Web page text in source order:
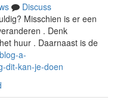
Discuss
Misschien is er een
. Denk
huur . Daarnaast is de
a-
dit-kan-je-doen